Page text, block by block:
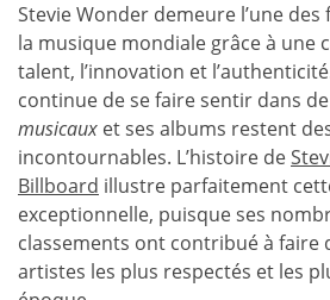
Stevie Wonder demeure l’une
la musique mondiale grâce à une
talent, l’innovation et
continue de se faire sentir dans
musicaux et ses albums restent
incontournables. L’histoire de
Billboard illustre parfaitement
exceptionnelle, puisque ses
classements ont contribué à faire
artistes les plus respectés et les